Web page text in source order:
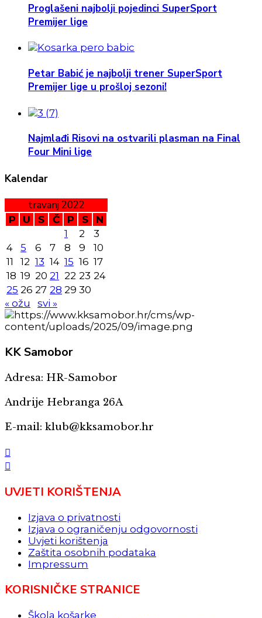
Proglašeni najbolji pojedinci SuperSport
Premijer lige
Petar Babić je najbolji trener SuperSport
Premijer lige u prošloj sezoni!
Najmlađi Risovi na ostvarili plasman na Final
Four Mini lige
Kalendar
travanj 2022
P U S Č P S
N
1
2
3
4
5 6 7 8 9
10
11
12 13 14 15 16 17
18 19 20 21 22 23 24
25 26 27 28 29 30
« ožu
svi »
KKSamobor
Adresa: HR-Samobor
Andrije Hebranga 26A
E-mail: klub@kksamobor.hr
UVJETI KORIŠTENJA
Izjava o privatnosti
Izjava o ograničenju odgovornosti
Uvjeti korištenja
Zaštita osobnih podataka
Impressum
KORISNIČKE STRANICE
Škola košarke